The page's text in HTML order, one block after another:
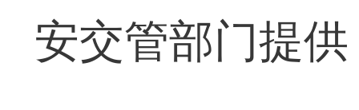
安交管部门提供